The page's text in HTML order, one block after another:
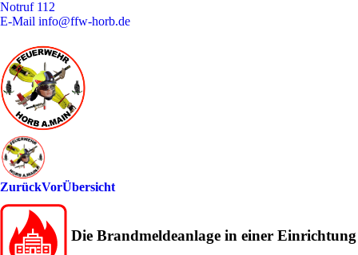
Notruf 112
E-Mail info@ffw-horb.de
ZurückVorÜbersicht
Die Brandmeldeanlage in einer Einrichtung